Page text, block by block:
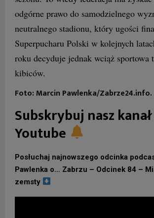
odgórne prawo do samodzielnego
neutralnego stadionu, który ugości
Superpucharu Polski w kolejnych
roku decyduje jednak wciąż sportowa
kibiców.
Foto: Marcin Pawlenka/Zabrze24.info.
Subskrybuj nasz
Youtube
Posłuchaj najnowszego odcinka
Pawlenka o… Zabrzu – Odcinek 84 –
zemsty